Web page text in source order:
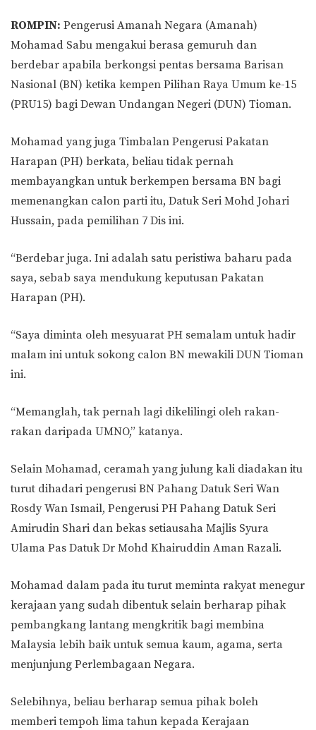
ROMPIN: Pengerusi Amanah Negara (Amanah)
Mohamad Sabu mengakui berasa gemuruh dan
berdebar apabila berkongsi pentas bersama Barisan
Nasional (BN) ketika kempen Pilihan Raya Umum ke-15
(PRU15) bagi Dewan Undangan Negeri (DUN) Tioman.
Mohamad yang juga Timbalan Pengerusi Pakatan
Harapan (PH) berkata, beliau tidak pernah
membayangkan untuk berkempen bersama BN bagi
memenangkan calon parti itu, Datuk Seri Mohd Johari
Hussain, pada pemilihan 7 Dis ini.
“Berdebar juga. Ini adalah satu peristiwa baharu pada
saya, sebab saya mendukung keputusan Pakatan
Harapan (PH).
“Saya diminta oleh mesyuarat PH semalam untuk hadir
malam ini untuk sokong calon BN mewakili DUN Tioman
ini.
“Memanglah, tak pernah lagi dikelilingi oleh rakan-
rakan daripada UMNO,” katanya.
Selain Mohamad, ceramah yang julung kali diadakan itu
turut dihadari pengerusi BN Pahang Datuk Seri Wan
Rosdy Wan Ismail, Pengerusi PH Pahang Datuk Seri
Amirudin Shari dan bekas setiausaha Majlis Syura
Ulama Pas Datuk Dr Mohd Khairuddin Aman Razali.
Mohamad dalam pada itu turut meminta rakyat menegur
kerajaan yang sudah dibentuk selain berharap pihak
pembangkang lantang mengkritik bagi membina
Malaysia lebih baik untuk semua kaum, agama, serta
menjunjung Perlembagaan Negara.
Selebihnya, beliau berharap semua pihak boleh
memberi tempoh lima tahun kepada Kerajaan